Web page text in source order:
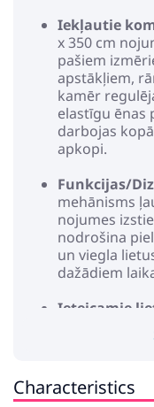
Iekļautie
x 350 cm
pašiem
apstākļiem,
kamēr
elastīgu ēnas
darbojas
apkopi.
Funkcijas/
mehānisms
nojumes
nodrošina
un viegla
dažādiem
Ieteicamie
lietošanai, šī
pārklājumu
āra vidi,
komerciāliem
Characteristics